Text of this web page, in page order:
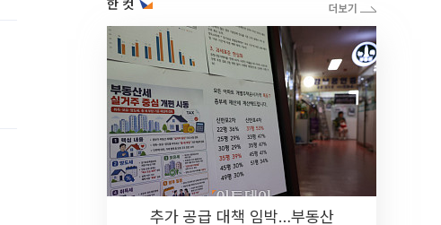
한 컷
추가 공급 대책 임박…부동산